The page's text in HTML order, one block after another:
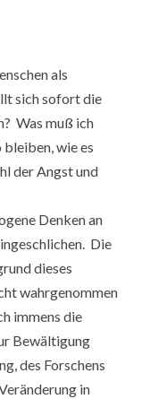
als
sich sofort die
Was muß ich
wie es
der Angst und
Denken an
Die
dieses
wahrgenommen
immens die
Bewältigung
des Forschens
in